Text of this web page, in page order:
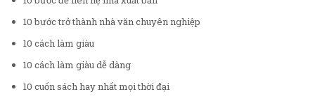
10 bước trở thành nhà văn chuyên nghiệp
10 cách làm giàu
10 cách làm giàu dễ dàng
10 cuốn sách hay nhất mọi thời đại